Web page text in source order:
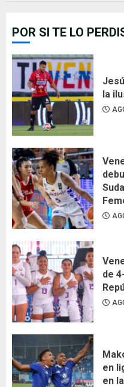
POR SI TE LO
la
de
en
en